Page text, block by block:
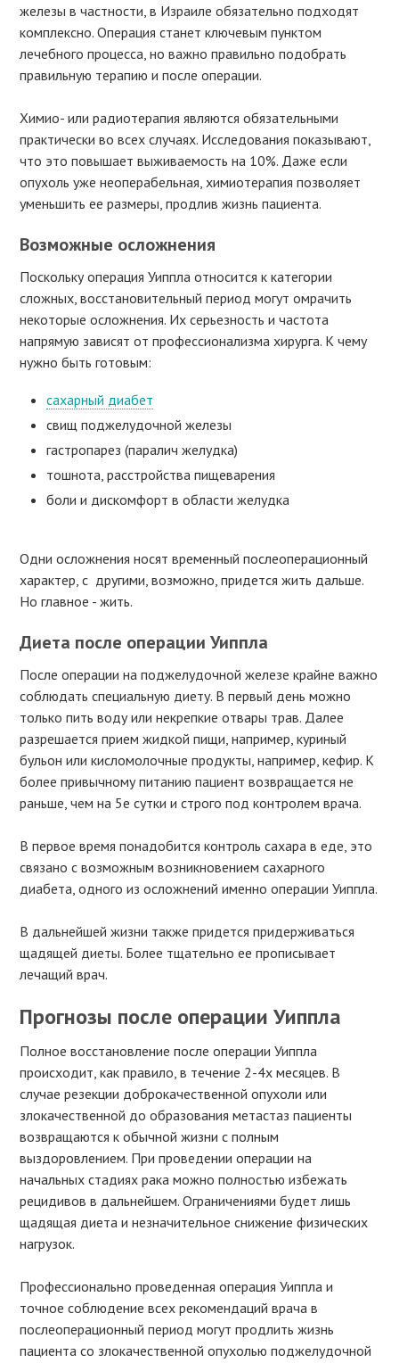
железы в частности, в Израиле обязательно подходят
комплексно. Операция станет ключевым пунктом
лечебного процесса, но важно правильно подобрать
правильную терапию и после операции.
Химио- или радиотерапия являются обязательными
практически во всех случаях. Исследования показывают,
что это повышает выживаемость на 10%. Даже если
опухоль уже неоперабельная, химиотерапия позволяет
уменьшить ее размеры, продлив жизнь пациента.
Возможные осложнения
Поскольку операция Уиппла относится к категории
сложных, восстановительный период могут омрачить
некоторые осложнения. Их серьезность и частота
напрямую зависят от профессионализма хирурга. К чему
нужно быть готовым:
сахарный диабет
свищ поджелудочной железы
гастропарез (паралич желудка)
тошнота, расстройства пищеварения
боли и дискомфорт в области желудка
Одни осложнения носят временный послеоперационный
характер, с другими, возможно, придется жить дальше.
Но главное - жить.
Диета после операции Уиппла
После операции на поджелудочной железе крайне важно
соблюдать специальную диету. В первый день можно
только пить воду или некрепкие отвары трав. Далее
разрешается прием жидкой пищи, например, куриный
бульон или кисломолочные продукты, например, кефир. К
более привычному питанию пациент возвращается не
раньше, чем на 5е сутки и строго под контролем врача.
В первое время понадобится контроль сахара в еде, это
связано с возможным возникновением сахарного
диабета, одного из осложнений именно операции Уиппла.
В дальнейшей жизни также придется придерживаться
щадящей диеты. Более тщательно ее прописывает
лечащий врач.
Прогнозы после операции Уиппла
Полное восстановление после операции Уиппла
происходит, как правило, в течение 2-4х месяцев. В
случае резекции доброкачественной опухоли или
злокачественной до образования метастаз пациенты
возвращаются к обычной жизни с полным
выздоровлением. При проведении операции на
начальных стадиях рака можно полностью избежать
рецидивов в дальнейшем. Ограничениями будет лишь
щадящая диета и незначительное снижение физических
нагрузок.
Профессионально проведенная операция Уиппла и
точное соблюдение всех рекомендаций врача в
послеоперационный период могут продлить жизнь
пациента со злокачественной опухолью поджелудочной